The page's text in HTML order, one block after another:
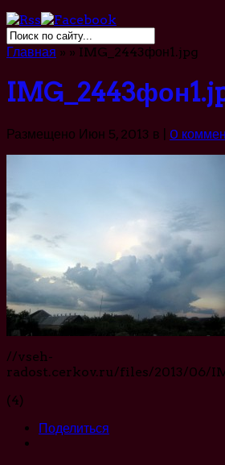
Главная » » IMG_2443фон1.jpg
Размещено Июн 5, 2013 в | 0
//vseh-
radost.cerkov.ru/files/2013/06/
(4)
Поделиться